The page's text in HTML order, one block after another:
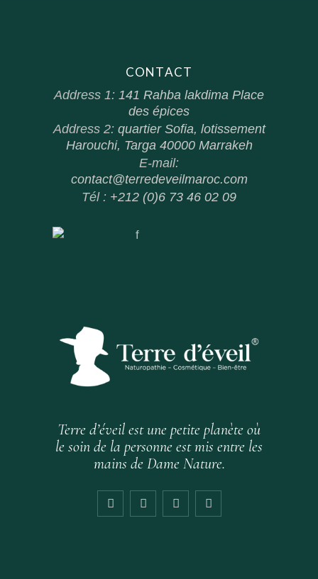
CONTACT
Address 1: 141 Rahba lakdima Place
des épices
Address 2: quartier Sofia, lotissement
Harouchi, Targa 40000 Marrakeh
E-mail:
contact@terredeveilmaroc.com
Tél : +212 (0)6 73 46 02 09
Terre d’éveil est une petite planète où
le soin de la personne est mis entre les
mains de Dame Nature.